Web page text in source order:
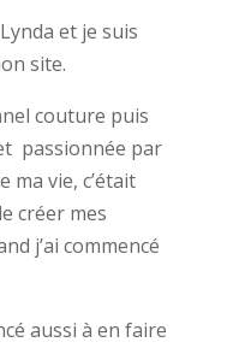
et je suis
site.
couture puis
passionnée par
ma vie, c’était
créer mes
j’ai commencé
aussi à en faire